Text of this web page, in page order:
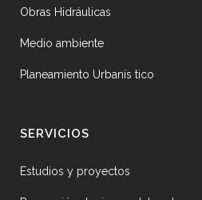
Obras Hidráulicas
Medio ambiente
Planeamiento Urbanís tico
SERVICIOS
Estudios y proyectos